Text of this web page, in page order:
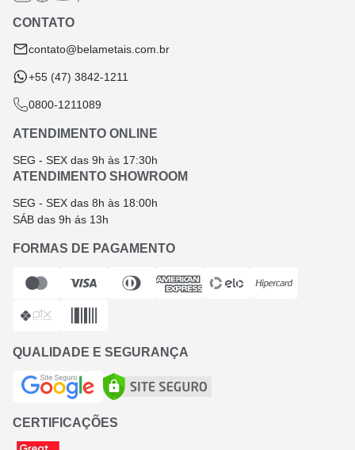
Termos e Condições
Troca e Devolução
CONTATO
contato@belametais.com.br
+55 (47) 3842-1211
0800-1211089
ATENDIMENTO ONLINE
SEG - SEX das 9h às 17:30h
ATENDIMENTO SHOWROOM
SEG - SEX das 8h às 18:00h
SÁB das 9h ás 13h
FORMAS DE PAGAMENTO
QUALIDADE E SEGURANÇA
CERTIFICAÇÕES